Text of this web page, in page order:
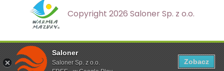
Saloner
Saloner Sp. z o.o.
Zobacz
Ta strona korzysta z plików cookies. Aby dowiedzieć się
Copyright 2026 Saloner Sp. z o.o.